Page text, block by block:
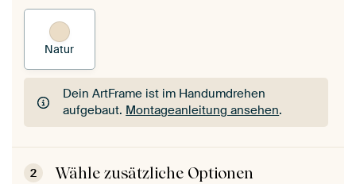
Natur
Dein ArtFrame ist im Handumdrehen
aufgebaut. Montageanleitung ansehen.
Dein ArtFrame ist im Handumdrehen
aufgebaut.Montageanleitung ansehen
2 Wähle zusätzliche Optionen